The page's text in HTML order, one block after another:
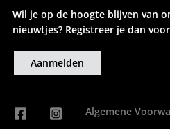
Wil je op de hoogte blijven van
nieuwtjes? Registreer je dan
Aanmelden
Algemene